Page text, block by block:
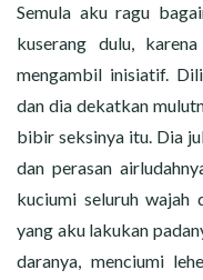
Semula aku ragu
kuserang dulu,
mengambil inisiatif.
dan dia dekatkan
bibir seksinya itu. Dia
dan perasan
kuciumi seluruh wajah
yang aku lakukan
daranya, menciumi